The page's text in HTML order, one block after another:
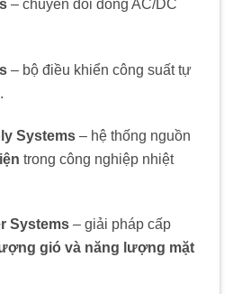
– chuyển đổi dòng AC/DC
– bộ điều khiển công suất tự
Systems– hệ thống nguồn
trong công nghiệp nhiệt
Systems– giải pháp cấp
gió và năng lượng mặt